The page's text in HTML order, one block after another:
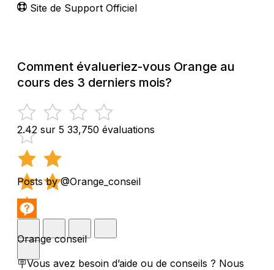
Site de Support Officiel
Comment évalueriez-vous Orange au
cours des 3 derniers mois?
2.42 sur 5 33,750 évaluations
Posts by @Orange_conseil
Orange conseil
🪧Vous avez besoin d’aide ou de conseils ? Nous